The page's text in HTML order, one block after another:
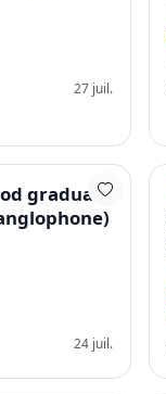
27 juil.
graduate
24 juil.